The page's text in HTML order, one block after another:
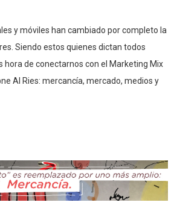
y móviles han cambiado por completo la
Siendo estos quienes dictan todos
hora de conectarnos con el Marketing Mix
Al Ries: mercancía, mercado, medios y